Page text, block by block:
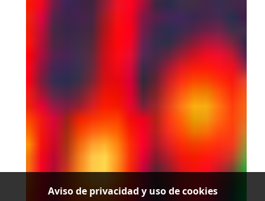
Aviso de privacidad y uso de cookies